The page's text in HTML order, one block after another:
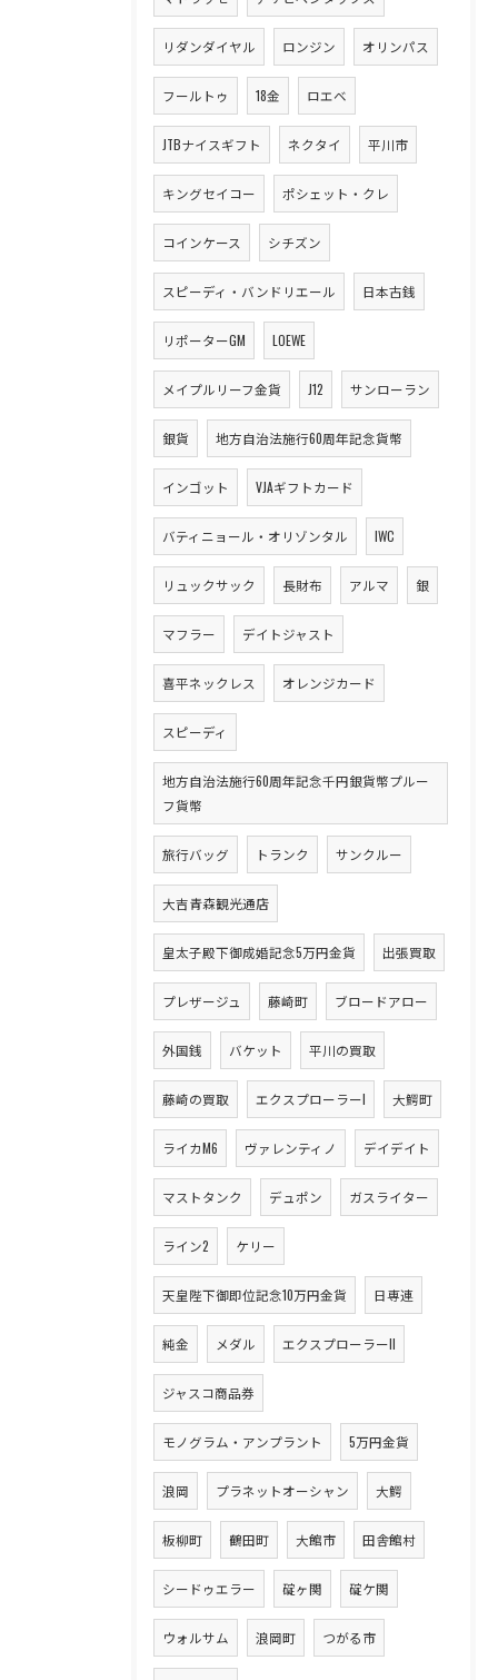
リダンダイヤル ロンジン オリンパス
フールトゥ 18金 ロエベ
JTBナイスギフト ネクタイ 平川市
キングセイコー ポシェット・クレ
コインケース シチズン
スピーディ・バンドリエール 日本古銭
リポーターGM LOEWE
メイプルリーフ金貨 J12 サンローラン
銀貨 地方自治法施行60周年記念貨幣
インゴット VJAギフトカード
バティニョール・オリゾンタル IWC
リュックサック 長財布 アルマ 銀
マフラー デイトジャスト
喜平ネックレス オレンジカード
スピーディ
地方自治法施行60周年記念千円銀貨幣プルー
フ貨幣
旅行バッグ トランク サンクルー
大吉青森観光通店
皇太子殿下御成婚記念5万円金貨 出張買取
プレザージュ 藤崎町 ブロードアロー
外国銭 バケット 平川の買取
藤崎の買取 エクスプローラーI 大鰐町
ライカM6 ヴァレンティノ デイデイト
マストタンク デュポン ガスライター
ライン2 ケリー
天皇陛下御即位記念10万円金貨 日専連
純金 メダル エクスプローラーII
ジャスコ商品券
モノグラム・アンプラント 5万円金貨
浪岡 プラネットオーシャン 大鰐
板柳町 鶴田町 大館市 田舎館村
シードゥエラー 碇ヶ関 碇ケ関
ウォルサム 浪岡町 つがる市